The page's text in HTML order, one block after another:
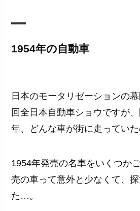
1954年の自動車
日本のモータリゼーションの
回全日本自動車ショウですが
年、どんな車が街に走っていた
1954年発売の名車をいくつか
売の車って意外と少なくて、
た…。